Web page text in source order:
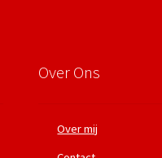
Over Ons
Over mij